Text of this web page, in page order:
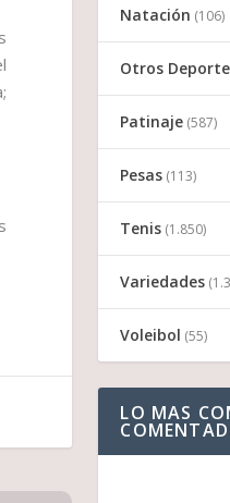
Natación (106)
Otros
Patinaje (587)
Pesas (113)
Tenis (1.850)
Variedades
Voleibol (55)
LO MAS